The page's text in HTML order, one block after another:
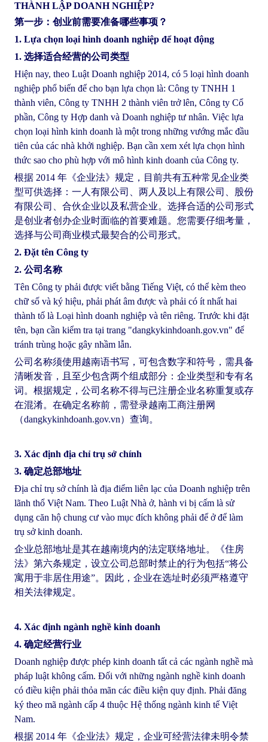
THÀNH LẬP DOANH NGHIỆP?
第一步：创业前需要准备哪些事项？
1. Lựa chọn loại hình doanh nghiệp để hoạt động
1. 选择适合经营的公司类型
Hiện nay, theo Luật Doanh nghiệp 2014, có 5 loại hình doanh
nghiệp phổ biến để cho bạn lựa chọn là: Công ty TNHH 1
thành viên, Công ty TNHH 2 thành viên trở lên, Công ty Cổ
phần, Công ty Hợp danh và Doanh nghiệp tư nhân. Việc lựa
chọn loại hình kinh doanh là một trong những vướng mắc đầu
tiên của các nhà khởi nghiệp. Bạn cần xem xét lựa chọn hình
thức sao cho phù hợp với mô hình kinh doanh của Công ty.
根据 2014 年《企业法》规定，目前共有五种常见企业类
型可供选择：一人有限公司、两人及以上有限公司、股份
有限公司、合伙企业以及私营企业。选择合适的公司形式
是创业者创办企业时面临的首要难题。您需要仔细考量，
选择与公司商业模式最契合的公司形式。
2. Đặt tên Công ty
2. 公司名称
Tên Công ty phải được viết bằng Tiếng Việt, có thể kèm theo
chữ số và ký hiệu, phải phát âm được và phải có ít nhất hai
thành tố là Loại hình doanh nghiệp và tên riêng. Trước khi đặt
tên, bạn cần kiểm tra tại trang "dangkykinhdoanh.gov.vn" để
tránh trùng hoặc gây nhầm lẫn.
公司名称须使用越南语书写，可包含数字和符号，需具备
清晰发音，且至少包含两个组成部分：企业类型和专有名
词。根据规定，公司名称不得与已注册企业名称重复或存
在混淆。在确定名称前，需登录越南工商注册网
（dangkykinhdoanh.gov.vn）查询。
3. Xác định địa chỉ trụ sở chính
3. 确定总部地址
Địa chỉ trụ sở chính là địa điểm liên lạc của Doanh nghiệp trên
lãnh thổ Việt Nam. Theo Luật Nhà ở, hành vi bị cấm là sử
dụng căn hộ chung cư vào mục đích không phải để ở để làm
trụ sở kinh doanh.
企业总部地址是其在越南境内的法定联络地址。《住房
法》第六条规定，设立公司总部时禁止的行为包括“将公
寓用于非居住用途”。因此，企业在选址时必须严格遵守
相关法律规定。
4. Xác định ngành nghề kinh doanh
4. 确定经营行业
Doanh nghiệp được phép kinh doanh tất cả các ngành nghề mà
pháp luật không cấm. Đối với những ngành nghề kinh doanh
có điều kiện phải thỏa mãn các điều kiện quy định. Phải đăng
ký theo mã ngành cấp 4 thuộc Hệ thống ngành kinh tế Việt
Nam.
根据 2014 年《企业法》规定，企业可经营法律未明令禁